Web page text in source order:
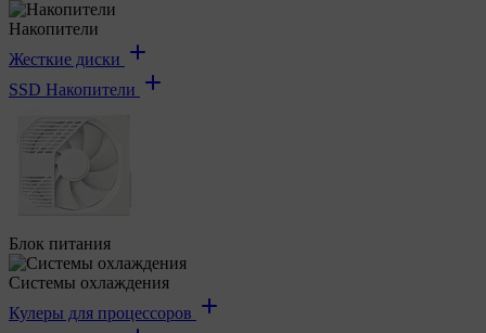
Накопители
Жесткие диски
SSD Накопители
Блок питания
Системы охлаждения
Кулеры для процессоров